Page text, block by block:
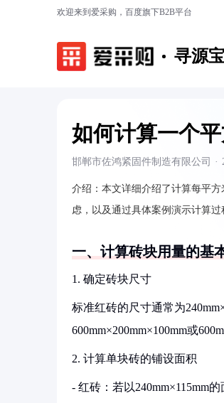
欢迎来到爱采购，百度旗下B2B平台
寻源
如何计算一个
邯郸市佐鸿紧固件制造有限公司 ·
介绍： 本文详细介绍了计算每平
虑，以及通过具体案例演示计算过
一、计算砖块用量的基
1. 确定砖块尺寸
标准红砖的尺寸通常为
600mm×200mm×100mm或
2. 计算单块砖的铺设面积
- 红砖：若以240mm×115mm